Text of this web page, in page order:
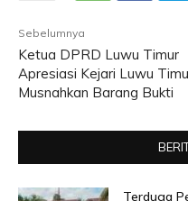
Sebelumnya
Ketua DPRD Luwu Timur
Apresiasi Kejari Luwu
Musnahkan Barang Bukti
Terduga